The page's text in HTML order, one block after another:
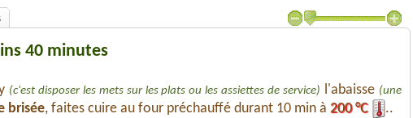
40 minutes
(c'est disposer les mets sur les plats ou les assiettes de service) l'abaisse (une
brisée, faites cuire au four préchauffé durant 10 min à 200 °C ..